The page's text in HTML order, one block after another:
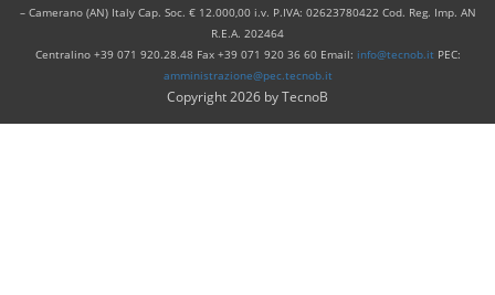
– Camerano (AN) Italy Cap. Soc. € 12.000,00 i.v. P.IVA: 02623780422 Cod. Reg. Imp. AN
R.E.A. 202464
Centralino +39 071 920.28.48 Fax +39 071 920 36 60 Email: info@tecnob.itPEC:
amministrazione@pec.tecnob.it
Copyright 2026 by TecnoB